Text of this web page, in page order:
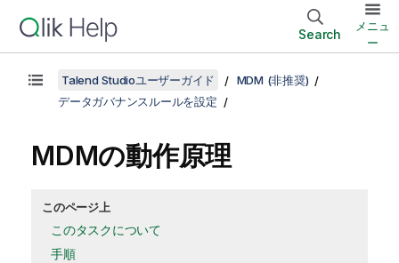
Search
メニュ
ー
Talend Studioユーザーガイド
MDM (非推奨)
データガバナンスルールを設定
MDMの動作原理
このページ上
このタスクについて
手順